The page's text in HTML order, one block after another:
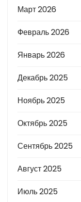
Март 2026
Февраль 2026
Январь 2026
Декабрь 2025
Ноябрь 2025
Октябрь 2025
Сентябрь 2025
Август 2025
Июль 2025